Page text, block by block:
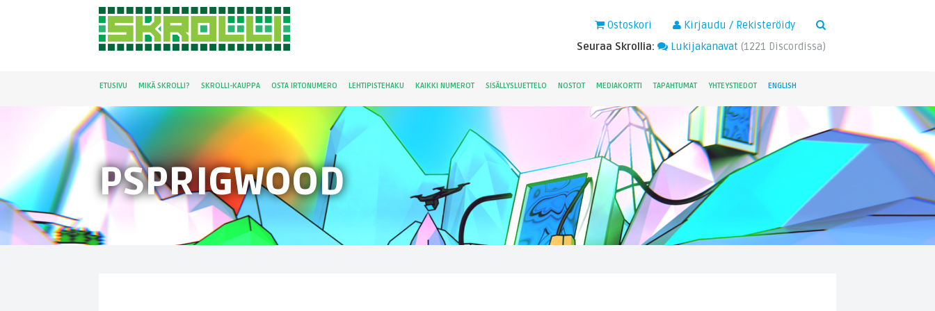
Kirjaudu / Rekisteröidy
Ostoskori
Seuraa Skrollia:
Lukijakanavat (1221 Discordissa)
ETUSIVU MIKÄ SKROLLI? SKROLLI-KAUPPA OSTA IRTONUMERO LEHTIPISTEHAKU KAIKKI NUMEROT SISÄLLYSLUETTELO NOSTOT MEDIAKORTTI TAPAHTUMAT YHTEYSTIEDOT ENGLISH
PSPRIGWOOD